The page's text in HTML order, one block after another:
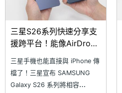
三星S26系列快速分享支
援跨平台！能像AirDrop
與iPhone互傳檔案
三星手機也能直接與 iPhone 傳
檔了！三星宣布 SAMSUNG
Galaxy S26 系列將相容